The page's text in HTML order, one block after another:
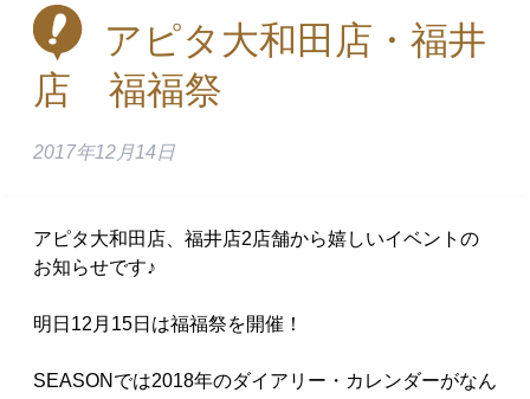
アピタ大和田店・福井
店 福福祭
2017年12月14日
アピタ大和田店、福井店2店舗から嬉しいイベントの
お知らせです♪
明日12月15日は福福祭を開催！
SEASONでは2018年のダイアリー・カレンダーがなん